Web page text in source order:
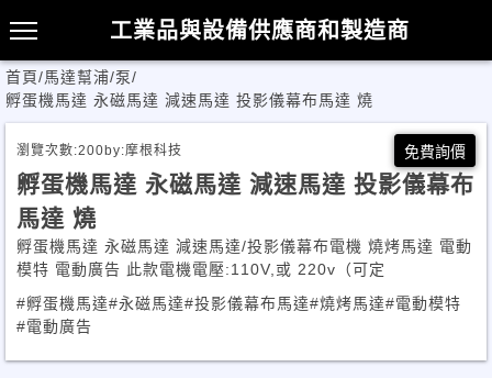
工業品與設備供應商和製造商
首頁/馬達幫浦/泵/
孵蛋機馬達 永磁馬達 減速馬達 投影儀幕布馬達 燒
瀏覽次數:200by:摩根科技 免費詢價
孵蛋機馬達 永磁馬達 減速馬達 投影儀幕布
馬達 燒
孵蛋機馬達 永磁馬達 減速馬達/投影儀幕布電機 燒烤馬達 電動
模特 電動廣告 此款電機電壓:110V,或 220v（可定
#孵蛋機馬達#永磁馬達#投影儀幕布馬達#燒烤馬達#電動模特
#電動廣告